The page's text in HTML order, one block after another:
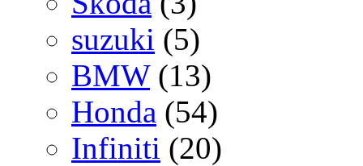
suzuki (5)
BMW (13)
Honda (54)
Infiniti (20)